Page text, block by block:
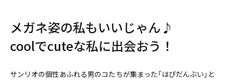
メガネ姿の私もいいじゃん♪
coolでcuteな私に出会おう！
サンリオの個性あふれる男のコたちが集まった「はぴだんぶい」と